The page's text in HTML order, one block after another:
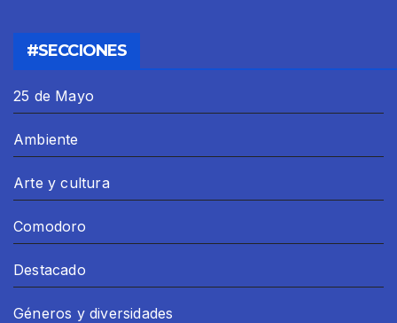
#SECCIONES
25 de Mayo
Ambiente
Arte y cultura
Comodoro
Destacado
Géneros y diversidades